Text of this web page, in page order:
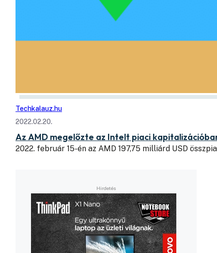
Techkalauz.hu
2022.02.20.
Az AMD megelőzte az Intelt piaci
2022. február 15-én az AMD 197,75 milliárd USD